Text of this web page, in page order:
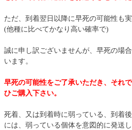
ただ、到着翌日以降に早死の可能性も実
(他種に比べてかなり高い確率で)
誠に申し訳ございませんが、早死の場
います。
早死の可能性をご了承いただき、それ
ひご購入下さい。
死着、又は到着時に弱っている、到着
には、弱っている個体を意図的に発送